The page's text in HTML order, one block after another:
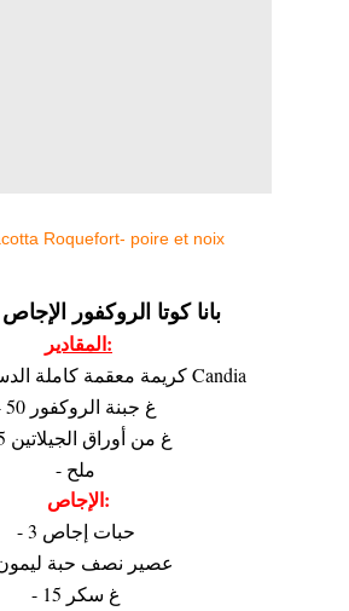
بانا كوتا الروكفور
المقادير:
- 500 ml كريمة معقمة كاملة الدسم Candia
- 5 غ من أوراق الجيلاتين
الإجاص:
- عصير نصف حبة